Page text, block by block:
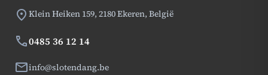
location_on Klein Heiken 159, 2180 Ekeren, België
phone0485 36 12 14
mailinfo@slotendang.be